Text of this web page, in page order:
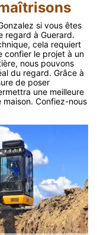
si vous êtes
regard à Guerard.
cela requiert
confier le projet à un
nous pouvons
du regard. Grâce à
de poser
une meilleure
Confiez-nous